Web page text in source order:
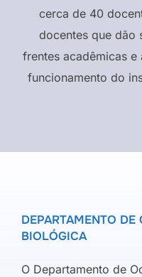
cerca de 40
docentes que dão
frentes acadêmicas
funcionamento do
DEPARTAMENTO DE
BIOLÓGICA
O Departamento de